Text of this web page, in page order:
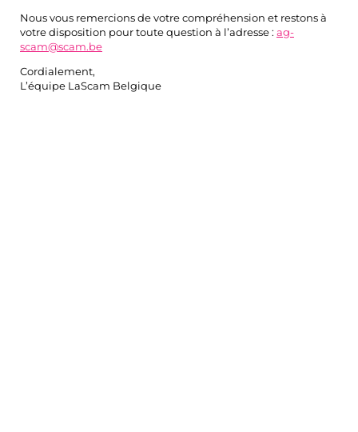
Nous vous remercions de votre compréhension et restons à
votre disposition pour toute question à l’adresse : ag-
scam@scam.be
Cordialement,
L’équipe LaScam Belgique